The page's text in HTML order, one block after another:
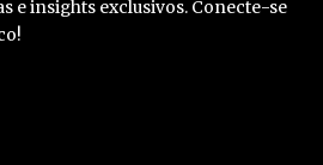
e insights exclusivos. Conecte-se